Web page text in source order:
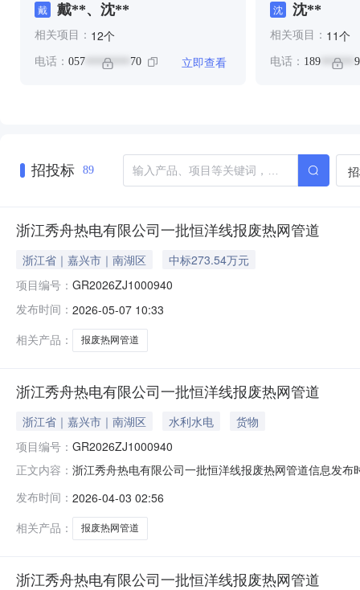
戴 戴**、沈**
相关项目： 12个
电话： 057 ******** 70 立即查看
沈 沈**
相关项目： 11个
电话： 189******
招投标 89
浙江秀舟热电有限公司一批恒洋线报废热网管道
浙江省｜嘉兴市｜南湖区
中标273.54万元
项目编号： GR2026ZJ1000940
发布时间： 2026-05-07 10:33
相关产品：
报废热网管道
浙江秀舟热电有限公司一批恒洋线报废热网管道
浙江省｜嘉兴市｜南湖区 水利水电
货物
项目编号： GR2026ZJ1000940
正文内容： 浙江秀舟热电有限公司一批恒洋线报废热网管道信息发
完全民事行为能力的自然人；2.法律法规等文件规定的
发布时间： 2026-04-03 02:56
相关产品：
报废热网管道
浙江秀舟热电有限公司一批恒洋线报废热网管道